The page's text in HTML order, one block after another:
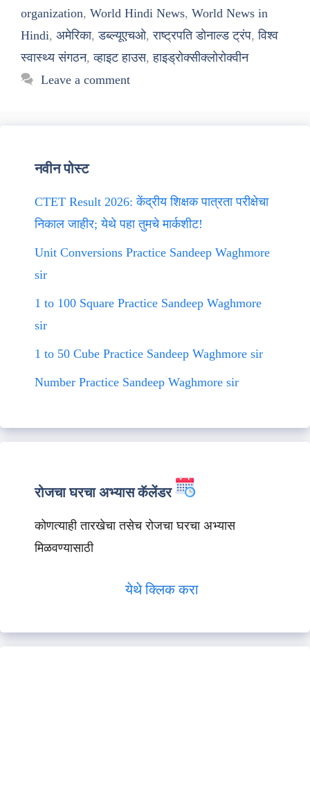
organization, World Hindi News, World News in
Hindi, अमेरिका,डब्ल्यूएचओ,राष्ट्रपति डोनाल्ड ट्रंप,विश्व
स्वास्थ्य संगठन,व्हाइट हाउस,हाइड्रोक्सीक्लोरोक्वीन
Leave a comment
नवीन पोस्ट
CTET Result 2026: केंद्रीय शिक्षक पात्रता परीक्षेचा
निकाल जाहीर; येथे पहा तुमचे मार्कशीट!
Unit Conversions Practice Sandeep Waghmore
sir
1 to 100 Square Practice Sandeep Waghmore
sir
1 to 50 Cube Practice Sandeep Waghmore sir
Number Practice Sandeep Waghmore sir
रोजचा घरचा अभ्यास कॅलेंडर
कोणत्याही तारखेचा तसेच रोजचा घरचा अभ्यास
मिळवण्यासाठी
येथे क्लिक करा